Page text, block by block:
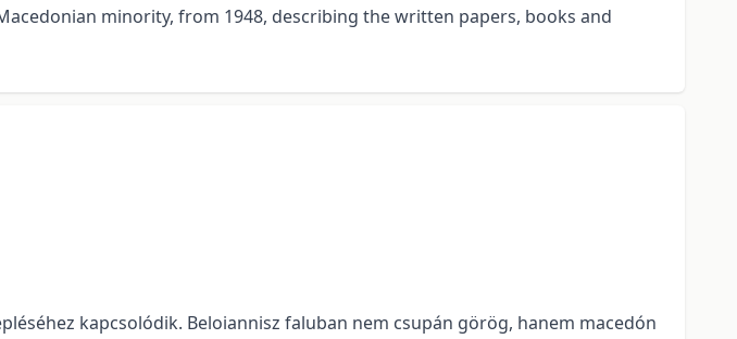
minority, from 1948, describing the written papers, books and
kapcsolódik. Beloiannisz faluban nem csupán görög, hanem macedón